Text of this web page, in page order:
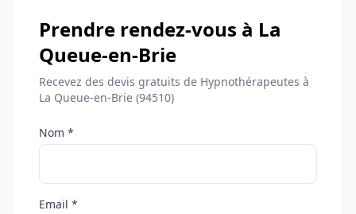
Prendre rendez-vous à La
Queue-en-Brie
Recevez des devis gratuits de Hypnothérapeutes à
La Queue-en-Brie (94510)
Nom *
Email *